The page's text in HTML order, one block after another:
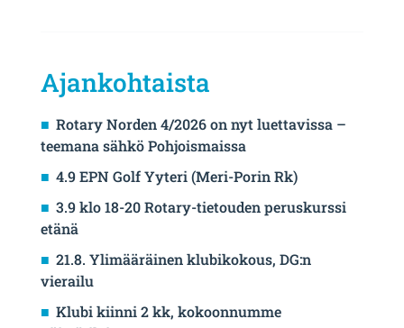
Ajankohtaista
Rotary Norden 4/2026 on nyt luettavissa –
teemana sähkö Pohjoismaissa
4.9 EPN Golf Yyteri (Meri-Porin Rk)
3.9 klo 18-20 Rotary-tietouden peruskurssi
etänä
21.8. Ylimääräinen klubikokous, DG:n
vierailu
Klubi kiinni 2 kk, kokoonnumme